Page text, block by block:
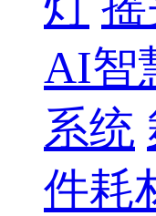
AI智
系统
件耗